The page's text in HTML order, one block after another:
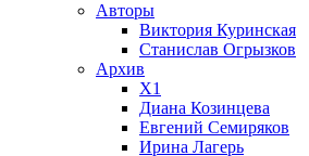
Авторы
Виктория Куринская
Станислав Огрызков
Архив
X1
Диана Козинцева
Евгений Семиряков
Ирина Лагерь